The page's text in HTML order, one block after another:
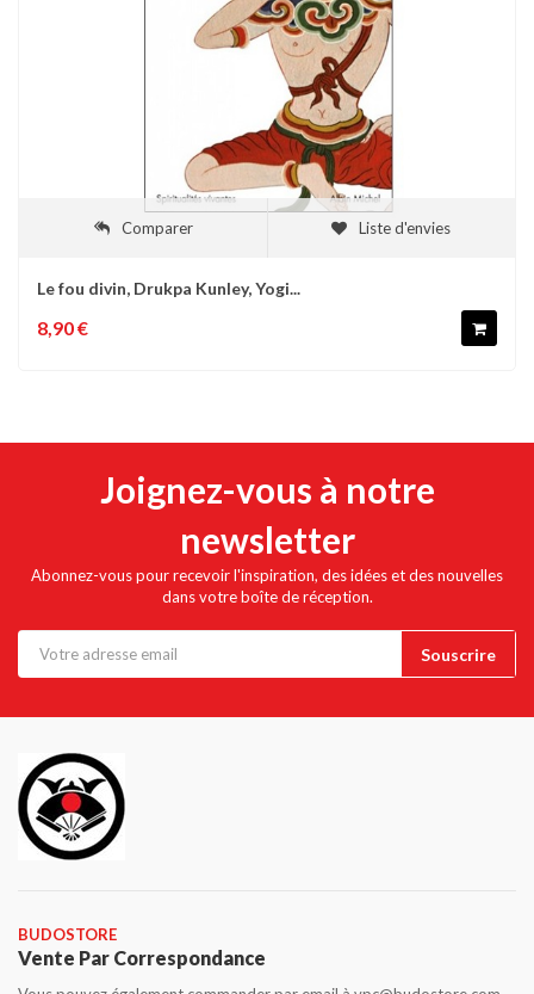
Comparer Liste d'envies
Le fou divin, Drukpa Kunley, Yogi...
8,90 €
Joignez-vous à notre
newsletter
Abonnez-vous pour recevoir l'inspiration, des idées et des nouvelles
dans votre boîte de réception.
BUDOSTORE
Vente Par Correspondance